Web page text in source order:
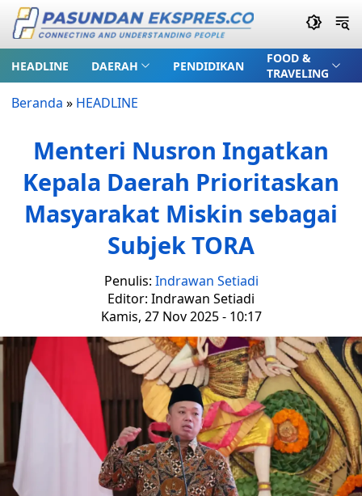
HEADLINE DAERAH PENDIDIKAN
FOOD &
TRAVELING
Beranda » HEADLINE
Menteri Nusron Ingatkan
Kepala Daerah Prioritaskan
Masyarakat Miskin sebagai
Subjek TORA
Penulis: Indrawan Setiadi
Editor: Indrawan Setiadi
Kamis, 27 Nov 2025 - 10:17